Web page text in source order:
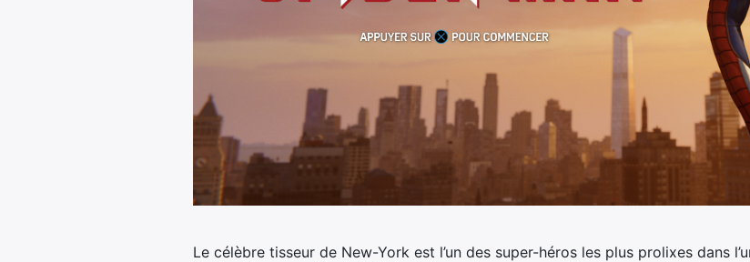
Le célèbre tisseur de New-York est l’un des super-héros les plus prolixes dans